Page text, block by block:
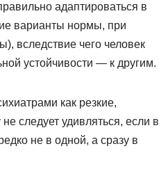
адаптироваться в
варианты нормы, при
вследствие чего человек
устойчивости — к другим.
как резкие,
следует удивляться, если в
не в одной, а сразу в